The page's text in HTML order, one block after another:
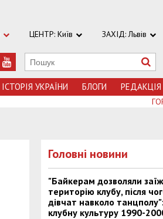
ЦЕНТР: Київ ЗАХІД: Львів
ІСТОРІЯ УКРАЇНИ БЛОГИ РЕДАКЦІЯ
Головні новини
"Байкерам дозволяли
територію клубу, після
дівчат навколо
клубну культуру 1990-